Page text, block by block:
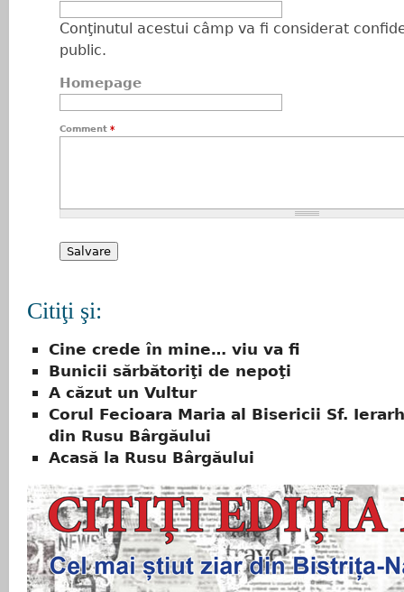
Conţinutul acestui câmp va fi considerat
public.
Homepage
Comment *
Citiţi şi:
Cine crede în mine… viu va fi
Bunicii sărbătoriţi de nepoţi
A căzut un Vultur
Corul Fecioara Maria al Bisericii Sf.
din Rusu Bârgăului
Acasă la Rusu Bârgăului